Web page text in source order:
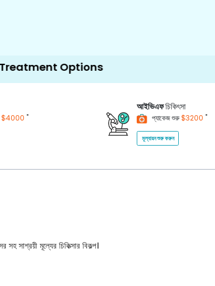
Options
$4000 *
আইভিএফচিকিৎসা
প্যাকেজ শুরু$3200 *
মূল্যায়ন শুরু করুন
সাশ্রয়ী মূল্যের চিকিত্সার বিকল্প।